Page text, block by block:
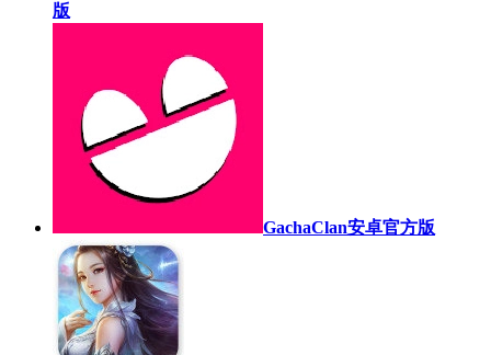
版
GachaClan安卓官方版